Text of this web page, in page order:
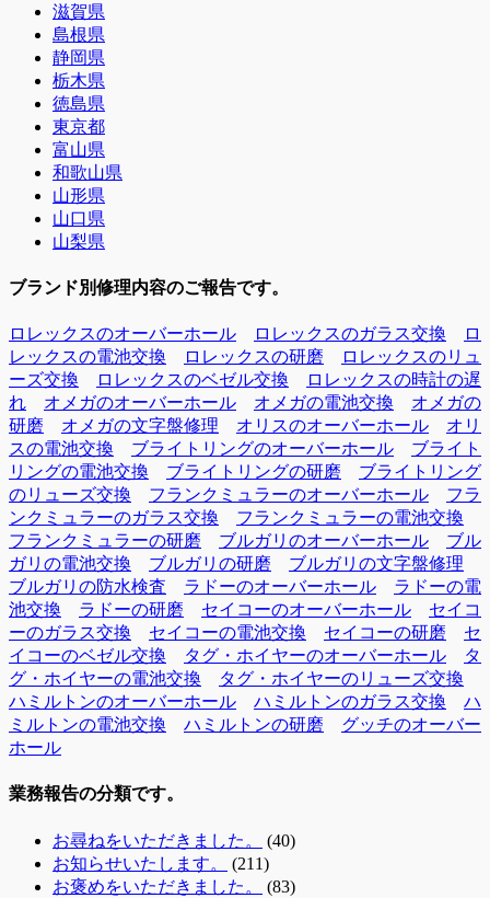
滋賀県
島根県
静岡県
栃木県
徳島県
東京都
富山県
和歌山県
山形県
山口県
山梨県
ブランド別修理内容のご報告です。
ロレックスのオーバーホール ロレックスのガラス交換
ロ
レックスの電池交換
ロレックスの研磨
ロレックスのリュ
ーズ交換
ロレックスのベゼル交換
ロレックスの時計の遅
れ
オメガのオーバーホール オメガの電池交換
オメガの
研磨
オメガの文字盤修理 オリスのオーバーホール
オリ
スの電池交換
ブライトリングのオーバーホール
ブライト
リングの電池交換
ブライトリングの研磨
ブライトリング
のリューズ交換
フランクミュラーのオーバーホール
フラ
ンクミュラーのガラス交換
フランクミュラーの電池交換
フランクミュラーの研磨
ブルガリのオーバーホール
ブル
ガリの電池交換
ブルガリの研磨
ブルガリの文字盤修理
ブルガリの防水検査
ラドーのオーバーホール
ラドーの電
池交換
ラドーの研磨 セイコーのオーバーホール
セイコ
ーのガラス交換
セイコーの電池交換 セイコーの研磨
セ
イコーのベゼル交換
タグ・ホイヤーのオーバーホール
タ
グ・ホイヤーの電池交換
タグ・ホイヤーのリューズ交換
ハミルトンのオーバーホール
ハミルトンのガラス交換
ハ
ミルトンの電池交換
ハミルトンの研磨
グッチのオーバー
ホール
業務報告の分類です。
お尋ねをいただきました。
(40)
お知らせいたします。
(211)
お褒めをいただきました。
(83)